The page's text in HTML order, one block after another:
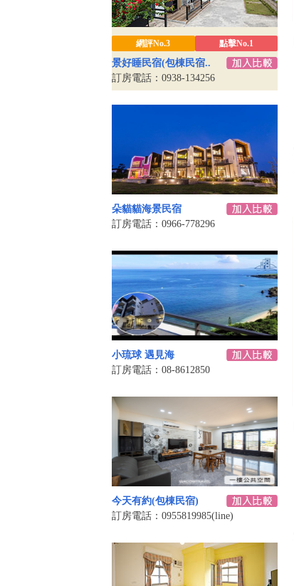
網評No.3 點擊No.1
景好睡民宿(包棟民宿..
訂房電話：0938-134256
朵貓貓海景民宿
訂房電話：0966-778296
小琉球 遇見海
訂房電話：08-8612850
今天有約(包棟民宿)
訂房電話：0955819985(line)